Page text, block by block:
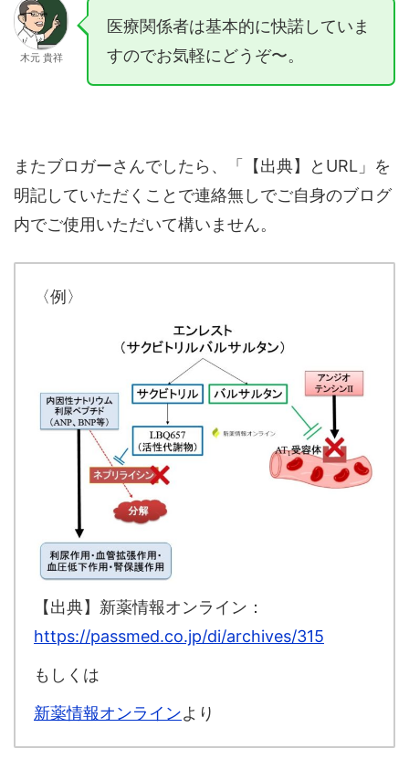
木元 貴祥
医療関係者は基本的に快諾していま
すのでお気軽にどうぞ〜。
またブロガーさんでしたら、「【出典】とURL」を
明記していただくことで連絡無しでご自身のブログ
内でご使用いただいて構いません。
〈例〉
【出典】新薬情報オンライン：
https://passmed.co.jp/di/archives/315
もしくは
新薬情報オンラインより